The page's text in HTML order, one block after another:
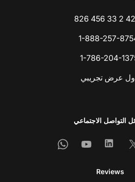
عرض تجريبي
التواصل الاجتماعي
X
Linkedin
Youtube
Whatsapp
Reviews